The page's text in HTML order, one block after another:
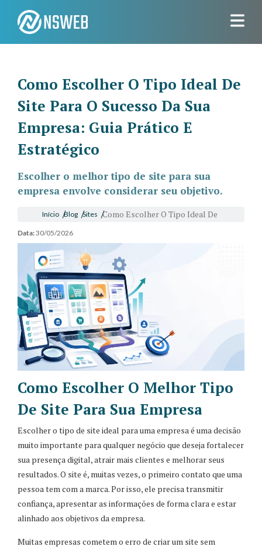
Como Escolher O Tipo Ideal De
Site Para O Sucesso Da Sua
Empresa: Guia Prático E
Estratégico
Escolher o melhor tipo de site para sua
empresa envolve considerar seu objetivo.
Início Blog Sites Como Escolher O Tipo Ideal De
Data:30/05/2026
Como Escolher O Melhor Tipo
De Site Para Sua Empresa
Escolher o tipo de site ideal para uma empresa é uma decisão
muito importante para qualquer negócio que deseja fortalecer
sua presença digital, atrair mais clientes e melhorar seus
resultados. O site é, muitas vezes, o primeiro contato que uma
pessoa tem com a marca. Por isso, ele precisa transmitir
confiança, apresentar as informações de forma clara e estar
alinhado aos objetivos da empresa.
Muitas empresas cometem o erro de criar um site sem